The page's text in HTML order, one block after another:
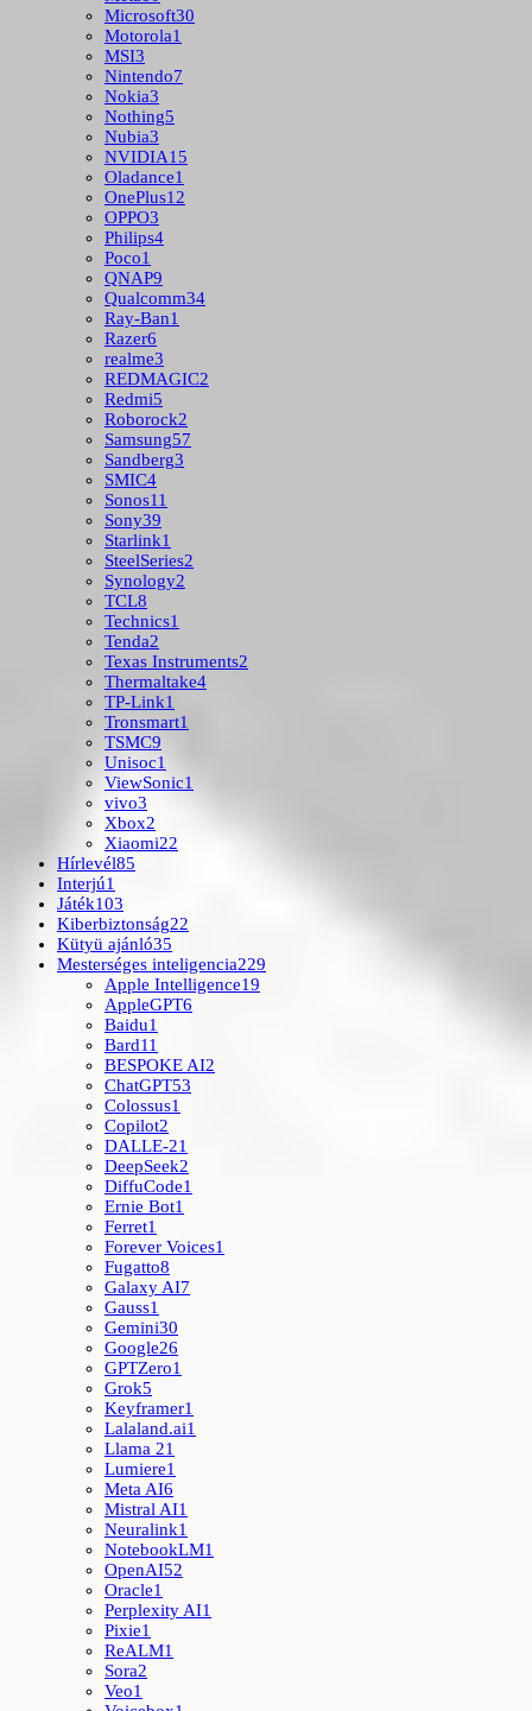
Microsoft30
Motorola1
MSI3
Nintendo7
Nokia3
Nothing5
Nubia3
NVIDIA15
Oladance1
OnePlus12
OPPO3
Philips4
Poco1
QNAP9
Qualcomm34
Ray-Ban1
Razer6
realme3
REDMAGIC2
Redmi5
Roborock2
Samsung57
Sandberg3
SMIC4
Sonos11
Sony39
Starlink1
SteelSeries2
Synology2
TCL8
Technics1
Tenda2
Texas Instruments2
Thermaltake4
TP-Link1
Tronsmart1
TSMC9
Unisoc1
ViewSonic1
vivo3
Xbox2
Xiaomi22
Hírlevél85
Interjú1
Játék103
Kiberbiztonság22
Kütyü ajánló35
Mesterséges inteligencia229
Apple Intelligence19
AppleGPT6
Baidu1
Bard11
BESPOKE AI2
ChatGPT53
Colossus1
Copilot2
DALLE-21
DeepSeek2
DiffuCode1
Ernie Bot1
Ferret1
Forever Voices1
Fugatto8
Galaxy AI7
Gauss1
Gemini30
Google26
GPTZero1
Grok5
Keyframer1
Lalaland.ai1
Llama 21
Lumiere1
Meta AI6
Mistral AI1
Neuralink1
NotebookLM1
OpenAI52
Oracle1
Perplexity AI1
Pixie1
ReALM1
Sora2
Veo1